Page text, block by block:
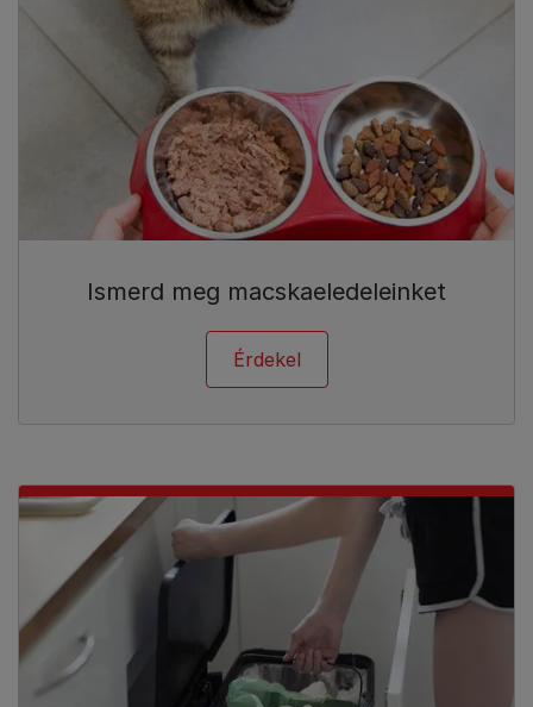
Ismerd meg macskaeledeleinket
Érdekel